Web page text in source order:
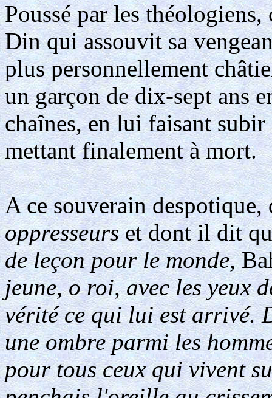
Poussé par les
Din qui assouvit sa
plus personnellement
un garçon de dix-sept ans
chaînes, en lui faisant
mettant finalement à mort.
A ce souverain
oppresseurset dont il dit
de leçon pour le monde,
jeune, o roi, avec les yeux
vérité ce qui lui est arrivé.
une ombre parmi les
pour tous ceux qui vivent